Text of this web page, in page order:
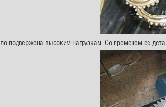
подвержена высоким нагрузкам. Со временем ее